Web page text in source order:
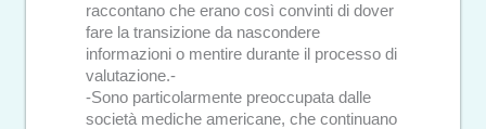
raccontano che erano così convinti di dover
fare la transizione da nascondere
informazioni o mentire durante il processo di
valutazione.-
-Sono particolarmente preoccupata dalle
società mediche americane, che continuano